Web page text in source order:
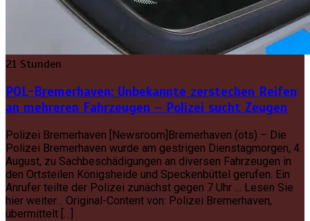
21 Stunden
POL-Bremerhaven: Unbekannte zerstechen Reifen
an mehreren Fahrzeugen – Polizei sucht Zeugen
Polizei Bremerhaven [Newsroom]Bremerhaven (ots) – Die
Polizei Bremerhaven wurde am gestrigen Dienstagmorgen, 4.
August, zu Sachbeschädigungen an diversen Fahrzeugen in
den Ortsteilen Königsheide und Speckenbüttel gerufen. Ein
Anrufer teilte der Polizei zunächst gegen 7 Uhr … Lesen Sie
hier weiter… Original-Content von: Polizei Bremerhaven,
übermittelt […]